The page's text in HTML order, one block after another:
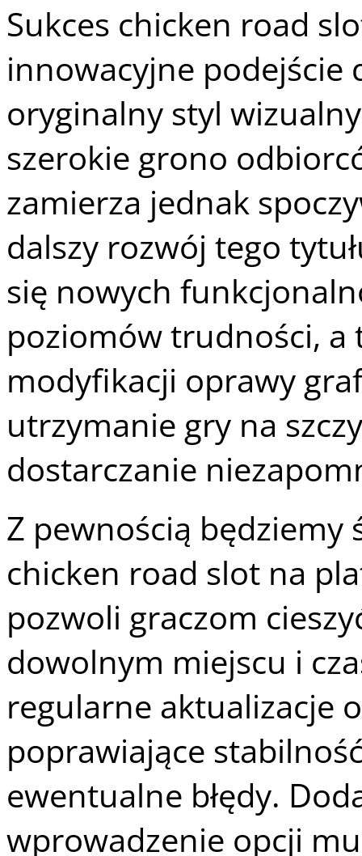
Sukces chicken road
innowacyjne podejście
oryginalny styl
szerokie grono
zamierza jednak
dalszy rozwój tego
się nowych
poziomów trudności, a
modyfikacji oprawy
utrzymanie gry na
dostarczanie
Z pewnością będziemy
chicken road slot na
pozwoli graczom
dowolnym miejscu i
regularne aktualizacje
poprawiające
ewentualne błędy.
wprowadzenie opcji